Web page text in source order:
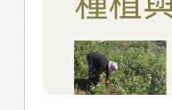
種植。通常在沒有
食。 qaljadreleng：這種芋頭的口感帶有苦辣
味，抗病性很強
食用，但製作成